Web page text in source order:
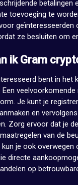
betalingen
toevoeging te
ze besluiten om
ik Gram
bent in het
Een
Je kunt je
en
Zorg ervoor dat je
van de
kun je ook
directe
op